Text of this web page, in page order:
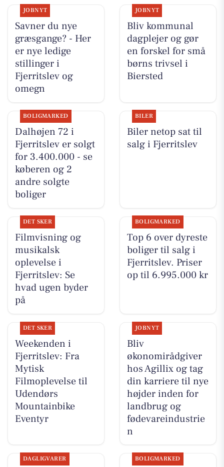
JOBNYT
Savner du nye
græsgange? - Her
er nye ledige
stillinger i
Fjerritslev og
omegn
JOBNYT
Bliv kommunal
dagplejer og gør
en forskel for små
børns trivsel i
Biersted
BOLIGMARKED
Dalhøjen 72 i
Fjerritslev er solgt
for 3.400.000 - se
køberen og 2
andre solgte
boliger
BILER
Biler netop sat til
salg i Fjerritslev
DET SKER
Filmvisning og
musikalsk
oplevelse i
Fjerritslev: Se
hvad ugen byder
på
BOLIGMARKED
Top 6 over dyreste
boliger til salg i
Fjerritslev. Priser
op til 6.995.000 kr
DET SKER
Weekenden i
Fjerritslev: Fra
Mytisk
Filmoplevelse til
Udendørs
Mountainbike
Eventyr
JOBNYT
Bliv
økonomirådgiver
hos Agillix og tag
din karriere til nye
højder inden for
landbrug og
fødevareindustrie
n
DAGLIGVARER BOLIGMARKED